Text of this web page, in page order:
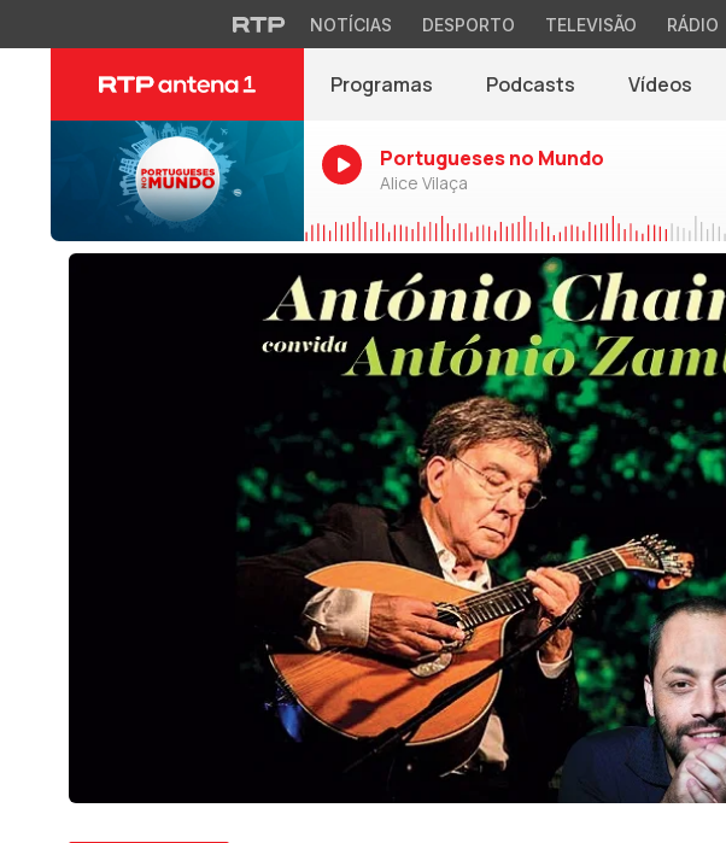
NOTÍCIAS DESPORTO TELEVISÃO RÁDIO
Programas Podcasts Vídeos
Portugueses no Mundo
Alice Vilaça